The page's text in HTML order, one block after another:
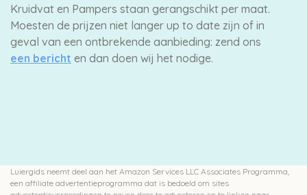
Kruidvat en Pampers staan gerangschikt per maat.
Moesten de prijzen niet langer up to date zijn of in
geval van een ontbrekende aanbieding: zend ons
een bericht en dan doen wij het nodige.
Luiergids neemt deel aan het Amazon Services LLC Associates Programma,
een affiliate advertentieprogramma dat is bedoeld om sites